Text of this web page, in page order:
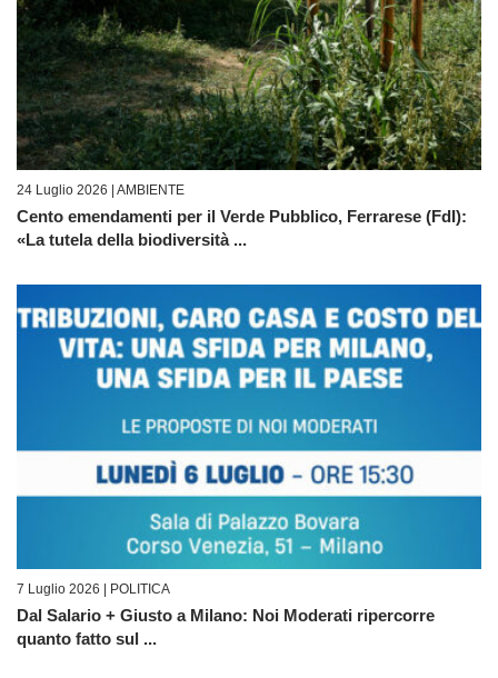
24 Luglio 2026 | AMBIENTE
Cento emendamenti per il Verde Pubblico, Ferrarese (FdI):
«La tutela della biodiversità ...
7 Luglio 2026 | POLITICA
Dal Salario + Giusto a Milano: Noi Moderati ripercorre
quanto fatto sul ...